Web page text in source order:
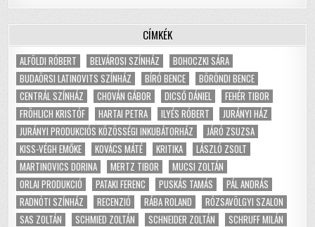
CÍMKÉK
ALFÖLDI RÓBERT BELVÁROSI SZÍNHÁZ
BOHOCZKI SÁRA
BUDAÖRSI LATINOVITS SZÍNHÁZ
BÍRÓ BENCE
BÖRÖNDI BENCE
CENTRÁL SZÍNHÁZ
CHOVÁN GÁBOR DICSŐ DÁNIEL
FEHÉR TIBOR
FRÖHLICH KRISTÓF
HARTAI PETRA ILYÉS RÓBERT
JURÁNYI HÁZ
JURÁNYI PRODUKCIÓS KÖZÖSSÉGI INKUBÁTORHÁZ
JÁRÓ ZSUZSA
KISS-VÉGH EMŐKE
KOVÁCS MÁTÉ KRITIKA
LÁSZLÓ ZSOLT
MARTINOVICS DORINA
MERTZ TIBOR
MUCSI ZOLTÁN
ORLAI PRODUKCIÓ
PATAKI FERENC PUSKÁS TAMÁS
PÁL ANDRÁS
RADNÓTI SZÍNHÁZ
RECENZIÓ RÁBA ROLAND
RÓZSAVÖLGYI SZALON
SAS ZOLTÁN
SCHMIED ZOLTÁN SCHNEIDER ZOLTÁN
SCHRUFF MILÁN